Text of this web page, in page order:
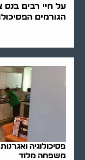
על חיי רבים
הגורמים
פסיכולוגיה
משפחה מלוד